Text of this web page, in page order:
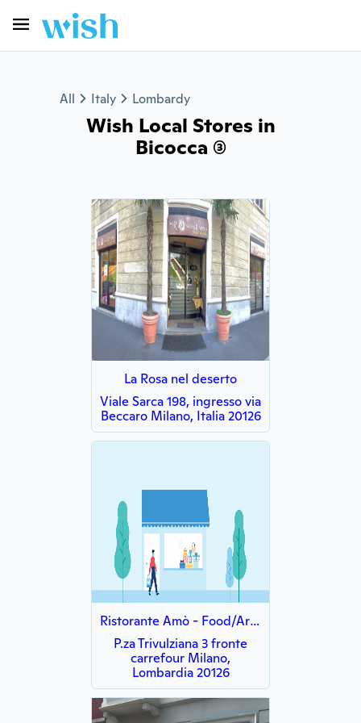
All Italy Lombardy
Wish Local Stores in
Bicocca (3)
La Rosa nel deserto
Viale Sarca 198, ingresso via
Beccaro Milano, Italia 20126
Ristorante Amò - Food/Art/Sound
P.za Trivulziana 3 fronte
carrefour Milano,
Lombardia 20126